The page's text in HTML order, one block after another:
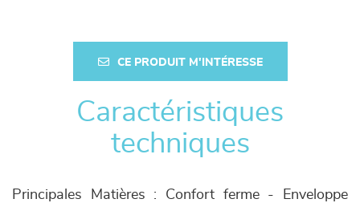
CE PRODUIT M'INTÉRESSE
Caractéristiques
techniques
Principales Matières : Confort ferme - Enveloppe